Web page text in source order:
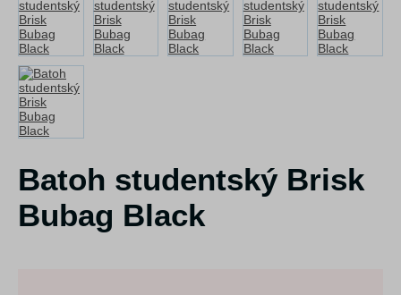
Batoh studentský Brisk
Bubag Black